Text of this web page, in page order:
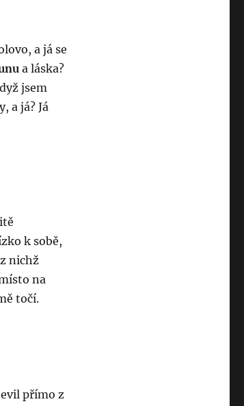
a já se
a láska?
jsem
a já? Já
k sobě,
nichž
na
točí.
přímo z